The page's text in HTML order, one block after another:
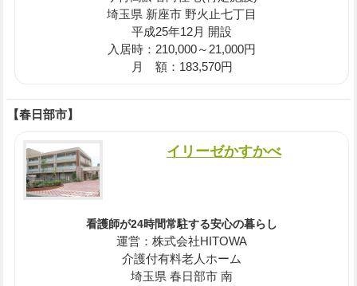
埼玉県 新座市 野火止七丁目
平成25年12月 開設
入居時：210,000～21,000円
月 額：183,570円
【春日部市】
イリーゼかすかべ
看護師が24時間常駐する安心の暮らし
運営：株式会社HITOWA
介護付有料老人ホーム
埼玉県 春日部市 南